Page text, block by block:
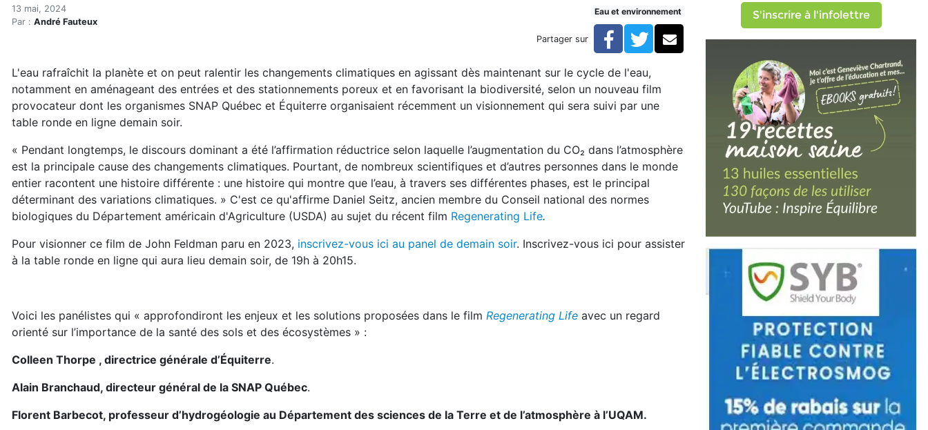
Accueil
Articles
L'eau est un plus important régulateur du climat que le CO2
L'eau est un plus important régulateur du climat que le CO2
13 mai, 2024
Par : André Fauteux
Eau et environnement
Partager sur Facebook
TwitterCourriel
L'eau rafraîchit la planète et on peut ralentir les changements climatiques en agissant dès maintenant sur le cycle de l'eau,
notamment en aménageant des entrées et des stationnements poreux et en favorisant la biodiversité, selon un nouveau film
provocateur dont les organismes SNAP Québec et Équiterre organisaient récemment un visionnement qui sera suivi par une
table ronde en ligne demain soir.
« Pendant longtemps, le discours dominant a été l’affirmation réductrice selon laquelle l’augmentation du CO₂ dans l’atmosphère
est la principale cause des changements climatiques. Pourtant, de nombreux scientifiques et d’autres personnes dans le monde
entier racontent une histoire différente : une histoire qui montre que l’eau, à travers ses différentes phases, est le principal
déterminant des variations climatiques. » C'est ce qu'affirme Daniel Seitz, ancien membre du Conseil national des normes
biologiques du Département américain d'Agriculture (USDA) au sujet du récent film Regenerating Life.
Pour visionner ce film de John Feldman paru en 2023, inscrivez-vous ici au panel de demain soir. Inscrivez-vous ici pour assister
à la table ronde en ligne qui aura lieu demain soir, de 19h à 20h15.
Voici les panélistes qui « approfondiront les enjeux et les solutions proposées dans le film Regenerating Life avec un regard
orienté sur l’importance de la santé des sols et des écosystèmes » :
Colleen Thorpe , directrice générale d’Équiterre.
Alain Branchaud, directeur général de la SNAP Québec.
Florent Barbecot, professeur d’hydrogéologie au Département des sciences de la Terre et de l’atmosphère à l’UQAM.
S'inscrire à l'infolettre